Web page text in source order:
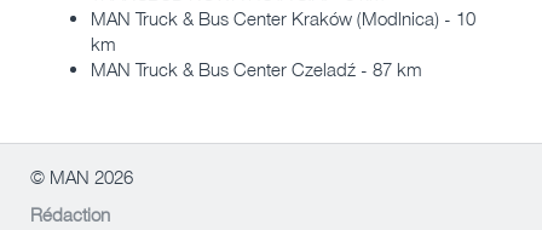
MAN Truck & Bus Center Kraków (Modlnica) - 10
km
MAN Truck & Bus Center Czeladź - 87 km
© MAN 2026
Rédaction